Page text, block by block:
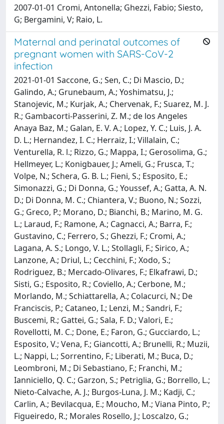
2007-01-01 Cromi, Antonella; Ghezzi, Fabio; Siesto,
G; Bergamini, V; Raio, L.
Maternal and perinatal outcomes of
pregnant women with SARS-CoV-2
infection
2021-01-01 Saccone, G.; Sen, C.; Di Mascio, D.;
Galindo, A.; Grunebaum, A.; Yoshimatsu, J.;
Stanojevic, M.; Kurjak, A.; Chervenak, F.; Suarez, M. J.
R.; Gambacorti-Passerini, Z. M.; de los Angeles
Anaya Baz, M.; Galan, E. V. A.; Lopez, Y. C.; Luis, J. A.
D. L.; Hernandez, I. C.; Herraiz, I.; Villalain, C.;
Venturella, R. l.; Rizzo, G.; Mappa, I.; Gerosolima, G.;
Hellmeyer, L.; Konigbauer, J.; Ameli, G.; Frusca, T.;
Volpe, N.; Schera, G. B. L.; Fieni, S.; Esposito, E.;
Simonazzi, G.; Di Donna, G.; Youssef, A.; Gatta, A. N.
D.; Di Donna, M. C.; Chiantera, V.; Buono, N.; Sozzi,
G.; Greco, P.; Morano, D.; Bianchi, B.; Marino, M. G.
L.; Laraud, F.; Ramone, A.; Cagnacci, A.; Barra, F.;
Gustavino, C.; Ferrero, S.; Ghezzi, F.; Cromi, A.;
Lagana, A. S.; Longo, V. L.; Stollagli, F.; Sirico, A.;
Lanzone, A.; Driul, L.; Cecchini, F.; Xodo, S.;
Rodriguez, B.; Mercado-Olivares, F.; Elkafrawi, D.;
Sisti, G.; Esposito, R.; Coviello, A.; Cerbone, M.;
Morlando, M.; Schiattarella, A.; Colacurci, N.; De
Franciscis, P.; Cataneo, I.; Lenzi, M.; Sandri, F.;
Buscemi, R.; Gattei, G.; Sala, F. D.; Valori, E.;
Rovellotti, M. C.; Done, E.; Faron, G.; Gucciardo, L.;
Esposito, V.; Vena, F.; Giancotti, A.; Brunelli, R.; Muzii,
L.; Nappi, L.; Sorrentino, F.; Liberati, M.; Buca, D.;
Leombroni, M.; Di Sebastiano, F.; Franchi, M.;
Ianniciello, Q. C.; Garzon, S.; Petriglia, G.; Borrello, L.;
Nieto-Calvache, A. J.; Burgos-Luna, J. M.; Kadji, C.;
Carlin, A.; Bevilacqua, E.; Moucho, M.; Viana Pinto, P.;
Figueiredo, R.; Morales Rosello, J.; Loscalzo, G.;